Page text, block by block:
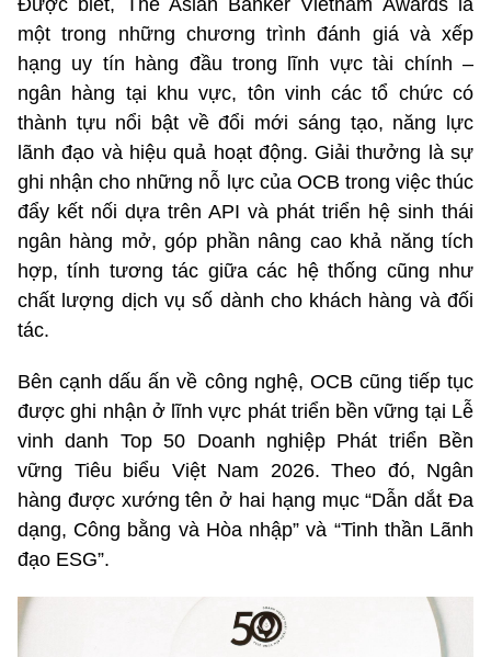
Được biết, The Asian Banker Vietnam Awards là
một trong những chương trình đánh giá và xếp
hạng uy tín hàng đầu trong lĩnh vực tài chính –
ngân hàng tại khu vực, tôn vinh các tổ chức có
thành tựu nổi bật về đổi mới sáng tạo, năng lực
lãnh đạo và hiệu quả hoạt động. Giải thưởng là sự
ghi nhận cho những nỗ lực của OCB trong việc thúc
đẩy kết nối dựa trên API và phát triển hệ sinh thái
ngân hàng mở, góp phần nâng cao khả năng tích
hợp, tính tương tác giữa các hệ thống cũng như
chất lượng dịch vụ số dành cho khách hàng và đối
tác.
Bên cạnh dấu ấn về công nghệ, OCB cũng tiếp tục
được ghi nhận ở lĩnh vực phát triển bền vững tại Lễ
vinh danh Top 50 Doanh nghiệp Phát triển Bền
vững Tiêu biểu Việt Nam 2026. Theo đó, Ngân
hàng được xướng tên ở hai hạng mục “Dẫn dắt Đa
dạng, Công bằng và Hòa nhập” và “Tinh thần Lãnh
đạo ESG”.